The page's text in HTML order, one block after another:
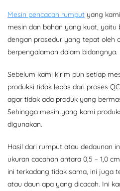
Mesin pencacah rumput yang
mesin dan bahan yang kuat, yaitu
dengan prosedur yang tepat oleh
berpengalaman dalam bidangnya.
Sebelum kami kirim pun setiap
produksi tidak lepas dari proses
agar tidak ada produk yang
Sehingga mesin yang kami
digunakan.
Hasil dari rumput atau dedaunan
ukuran cacahan antara 0,5 – 1,0
ini terkadang tidak sama, ini juga
atau daun apa yang dicacah. Ini